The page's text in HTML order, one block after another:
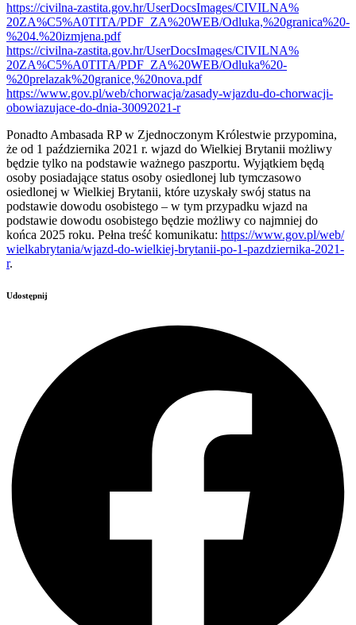
https://civilna-zastita.gov.hr/UserDocsImages/CIVILNA%
20ZA%C5%A0TITA/PDF_ZA%20WEB/Odluka,%20granica%20-
%204.%20izmjena.pdf
https://civilna-zastita.gov.hr/UserDocsImages/CIVILNA%
20ZA%C5%A0TITA/PDF_ZA%20WEB/Odluka%20-
%20prelazak%20granice,%20nova.pdf
https://www.gov.pl/web/chorwacja/zasady-wjazdu-do-chorwacji-
obowiazujace-do-dnia-30092021-r
Ponadto Ambasada RP w Zjednoczonym Królestwie przypomina,
że od 1 października 2021 r. wjazd do Wielkiej Brytanii możliwy
będzie tylko na podstawie ważnego paszportu. Wyjątkiem będą
osoby posiadające status osoby osiedlonej lub tymczasowo
osiedlonej w Wielkiej Brytanii, które uzyskały swój status na
podstawie dowodu osobistego – w tym przypadku wjazd na
podstawie dowodu osobistego będzie możliwy co najmniej do
końca 2025 roku. Pełna treść komunikatu: https://www.gov.pl/web/
wielkabrytania/wjazd-do-wielkiej-brytanii-po-1-pazdziernika-2021-
r.
Udostępnij